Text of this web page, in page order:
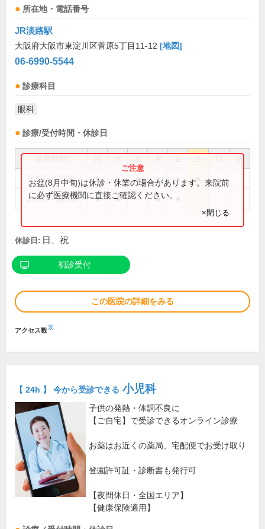
所在地・電話番号
JR淡路駅
大阪府大阪市東淀川区菅原5丁目11-12 [地図]
06-6990-5544
診療科目
眼科
診療/受付時間・休診日
祝
8:45～12:00 ● ● ● ● ●
15:00～18:00 ● ● ●
お盆(8月中旬)は休診・休業の場合があります。来院前
に必ず医療機関に直接ご確認ください。
×閉じる
休診日: 日、祝
初診受付
この医院の詳細をみる
アクセス数※
【 24h 】 今から受診できる 小児科
子供の発熱・体調不良に
【ご自宅】で受診できるオンライン診療
お薬はお近くの薬局、宅配便でお受け取り
登園許可証・診断書も発行可
【夜間休日・全国エリア】
【健康保険適用】